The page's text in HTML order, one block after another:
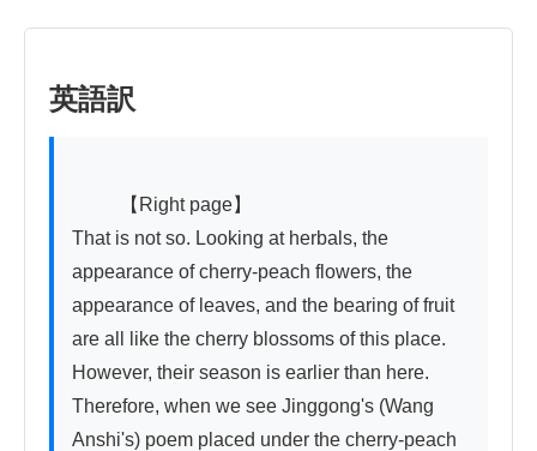
英語訳
That is not so. Looking at herbals, the
appearance of cherry-peach flowers, the
appearance of leaves, and the bearing of fruit
are all like the cherry blossoms of this place.
However, their season is earlier than here.
Therefore, when we see Jinggong's (Wang
Anshi's) poem placed under the cherry-peach